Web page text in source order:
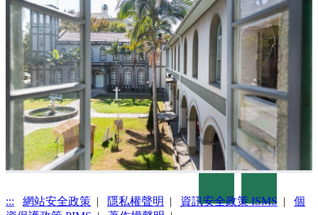
Previous Next
::: 網站安全政策 | 隱私權聲明 | 資訊安全政策 ISMS | 個